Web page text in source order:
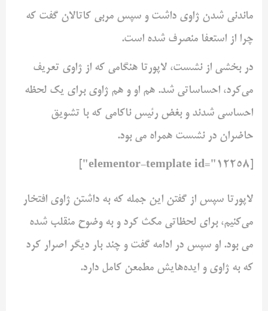
ماندنی شدن ژاوی داشت و سپس مربی کاتالان گفت که
چرا از استعفا منصرف شده است.
در بخشی از نشست، لاپورتا هنگامی که از ژاوی تعریف
می‌کرد، احساساتی شد. هم او و هم ژاوی برای یک لحظه
احساسی شدند و بغض رئیس ناکامی که با تشویق
حاضران در نشست همراه می بود.
لاپورتا سپس از گفتن این جمله که به داشتن ژاوی افتخار
می‌کنیم، برای لحظاتی مکث کرد و به وضوح منقلب شده
می بود. او سپس در ادامه گفت و چند بار دیگر اصرار کرد
که به ژاوی و ایده‌هایش مطمعن کامل دارد.